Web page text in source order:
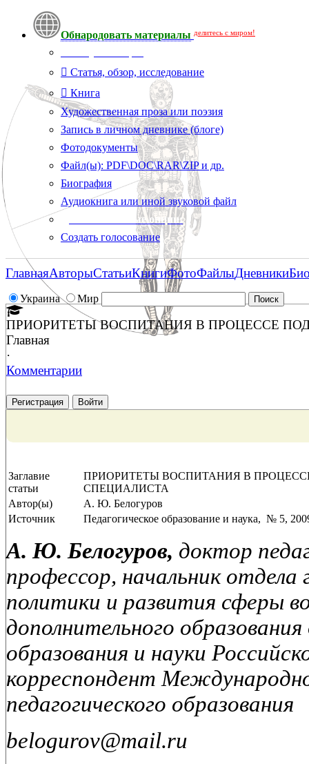
Обнародовать материалы делитесь с миром!
Статья, обзор, исследование
Книга
Художественная проза или поэзия
Запись в личном дневнике (блоге)
Фотодокументы
Файл(ы): PDF\DOC\RAR\ZIP и др.
Биография
Аудиокнига или иной звуковой файл
Дополнительные опции:
Создать голосование
Украина Мир
ГлавнаяАвторыСтатьиКнигиФотоФайлыДневники
ПРИОРИТЕТЫ ВОСПИТАНИЯ В ПРОЦЕССЕ
Главная
·
Комментарии
Регистрация Войти
Заглавие
статьи
ПРИОРИТЕТЫ ВОСПИТАНИЯ В
СПЕЦИАЛИСТА
Автор(ы)
А. Ю. Белогуров
Источник
Педагогическое образование и наука, № 5,
А. Ю. Белогуров, доктор
профессор, начальник отдела
политики и развития сферы
дополнительного
образования и науки
корреспондент
педагогического образования
belogurov@mail.ru